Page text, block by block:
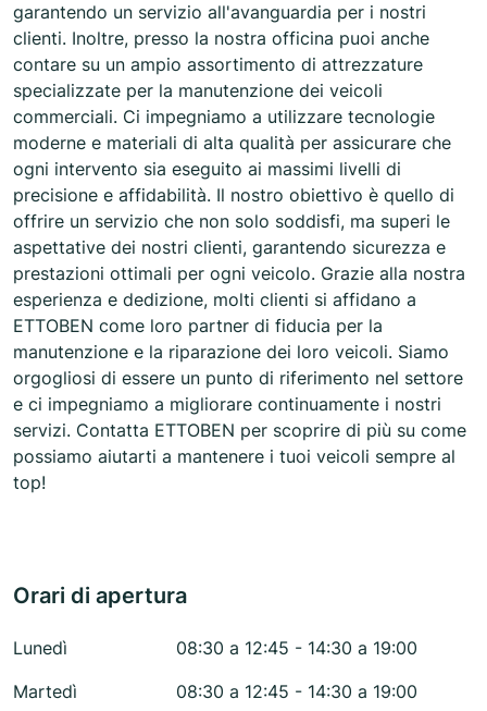
garantendo un servizio all'avanguardia per i nostri
clienti. Inoltre, presso la nostra officina puoi anche
contare su un ampio assortimento di attrezzature
specializzate per la manutenzione dei veicoli
commerciali. Ci impegniamo a utilizzare tecnologie
moderne e materiali di alta qualità per assicurare che
ogni intervento sia eseguito ai massimi livelli di
precisione e affidabilità. Il nostro obiettivo è quello di
offrire un servizio che non solo soddisfi, ma superi le
aspettative dei nostri clienti, garantendo sicurezza e
prestazioni ottimali per ogni veicolo. Grazie alla nostra
esperienza e dedizione, molti clienti si affidano a
ETTOBEN come loro partner di fiducia per la
manutenzione e la riparazione dei loro veicoli. Siamo
orgogliosi di essere un punto di riferimento nel settore
e ci impegniamo a migliorare continuamente i nostri
servizi. Contatta ETTOBEN per scoprire di più su come
possiamo aiutarti a mantenere i tuoi veicoli sempre al
top!
Orari di apertura
Lunedì
08:30 a 12:45 - 14:30 a 19:00
Martedì
08:30 a 12:45 - 14:30 a 19:00